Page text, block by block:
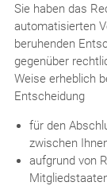
Sie haben das
automatisierten
beruhenden
gegenüber
Weise erheblich
Entscheidung
für den
zwischen
aufgrund von